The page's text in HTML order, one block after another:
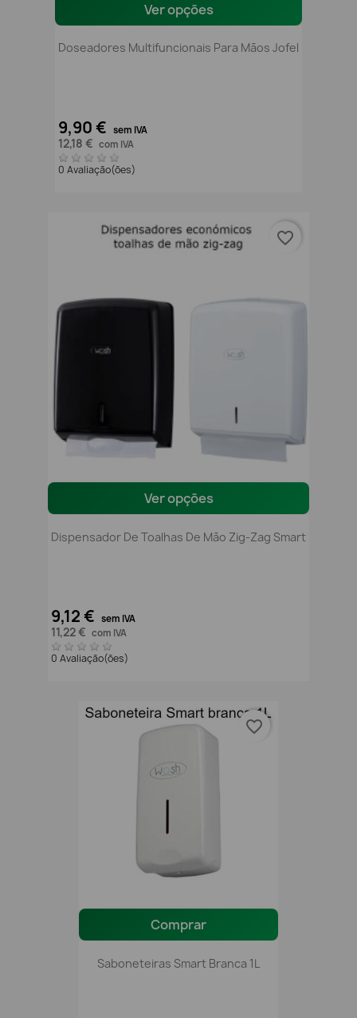
Ver opções
Doseadores Multifuncionais Para Mãos Jofel
9,90 € sem IVA
12,18 € com IVA
0 Avaliação(ões)
Ver opções
Dispensador De Toalhas De Mão Zig-Zag Smart
9,12 € sem IVA
11,22 € com IVA
0 Avaliação(ões)
favorite_border
Comprar
Saboneteiras Smart Branca 1L
favorite_border